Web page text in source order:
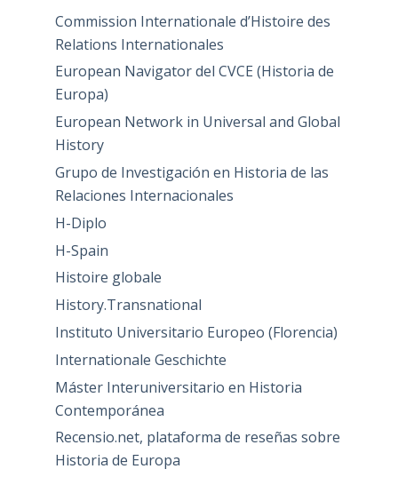
Commission Internationale d’Histoire des
Relations Internationales
European Navigator del CVCE (Historia de
Europa)
European Network in Universal and Global
History
Grupo de Investigación en Historia de las
Relaciones Internacionales
H-Diplo
H-Spain
Histoire globale
History.Transnational
Instituto Universitario Europeo (Florencia)
Internationale Geschichte
Máster Interuniversitario en Historia
Contemporánea
Recensio.net, plataforma de reseñas sobre
Historia de Europa